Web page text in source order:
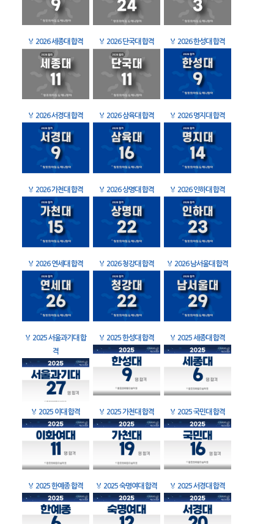
🏅 2026 세종대 합격 🏅 2026 단국대 합격 🏅 2026 한성대 합격
🏅 2026 서경대 합격 🏅 2026 삼육대 합격 🏅 2026 명지대 합격
🏅 2026 가천대 합격 🏅 2026 상명대 합격 🏅 2026 인하대 합격
🏅 2026 연세대 합격 🏅 2026 청강대 합격 🏅 2026 남서울대 합격
🏅 2025 서울과기대 합
격
🏅 2025 한성대 합격 🏅 2025 세종대 합격
🏅 2025 이대 합격 🏅 2025 가천대 합격 🏅 2025 국민대 합격
🏅 2025 한예종 합격 🏅 2025 숙명여대 합격 🏅 2025 서경대 합격